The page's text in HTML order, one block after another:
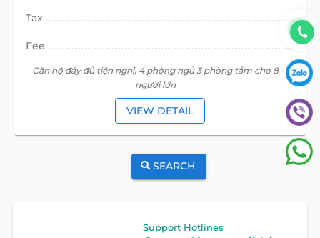
Tax
Fee
Căn hộ đầy đủ tiện nghi, 4 phòng ngủ 3 phòng tắm cho 8
người lớn
VIEW DETAIL
SEARCH
Support Hotlines